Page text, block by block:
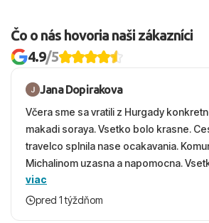
Čo o nás hovoria naši zákazníci
4.9/5
Jana Dopirakova
Včera sme sa vratili z Hurgady
makadi soraya. Vsetko bolo krasne.
travelco splnila nase ocakavania.
Michalinom uzasna a napomocna.
vecernych hodinach zaco sa
krasny, cisty. Sluzby top. Strava,
viac
pred 1 týždňom